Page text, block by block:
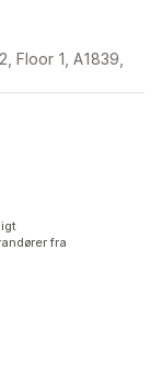
Floor 1, A1839,
fra